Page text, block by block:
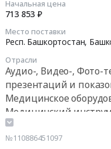
,
,
Начальная цена
713 853 ₽
Место поставки
Респ. Башкортостан,
Отрасли
Аудио-, Видео-, Фото-
презентаций и
Медицинское
Медицинский
№110886451097